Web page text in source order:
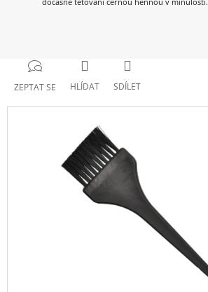
dočasné tetování černou hennou v minulosti.
ZEPTAT SE HLÍDAT SDÍLET